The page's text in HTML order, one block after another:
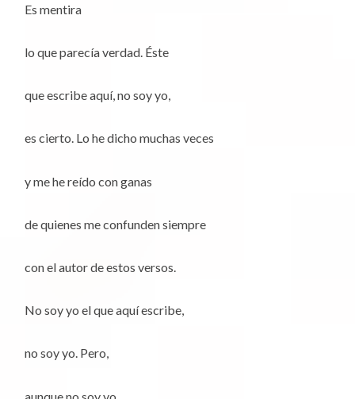
Es mentira
lo que parecía verdad. Éste
que escribe aquí, no soy yo,
es cierto. Lo he dicho muchas veces
y me he reído con ganas
de quienes me confunden siempre
con el autor de estos versos.
No soy yo el que aquí escribe,
no soy yo. Pero,
aunque no soy yo,